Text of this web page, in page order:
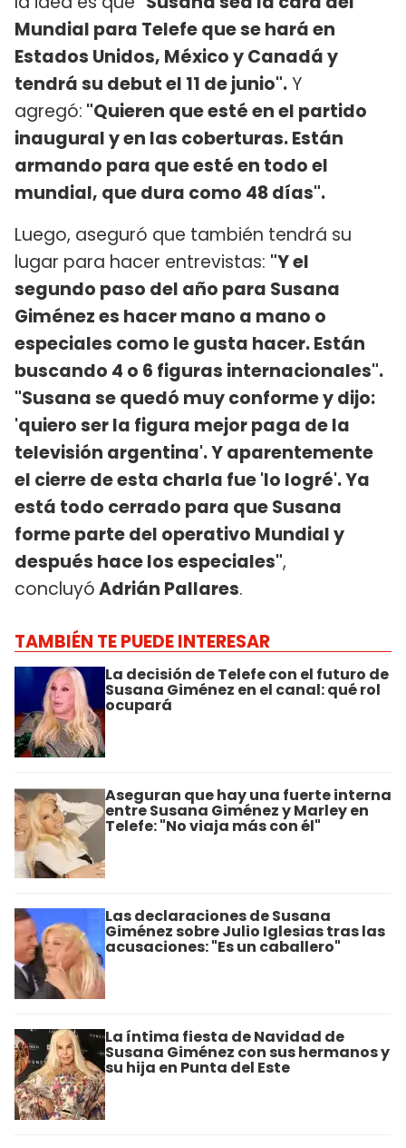
Mundial para Telefe que se hará en
Estados Unidos, México y Canadá y
tendrá su debut el 11 de junio".Y
agregó: "Quieren que esté en el partido
inaugural y en las coberturas. Están
armando para que esté en todo el
mundial, que dura como 48 días".
Luego, aseguró que también tendrá su
lugar para hacer entrevistas: "Y el
segundo paso del año para Susana
Giménez es hacer mano a mano o
especiales como le gusta hacer. Están
buscando 4 o 6 figuras internacionales".
"Susana se quedó muy conforme y dijo:
'quiero ser la figura mejor paga de la
televisión argentina'. Y aparentemente
el cierre de esta charla fue 'lo logré'. Ya
está todo cerrado para que Susana
forme parte del operativo Mundial y
después hace los especiales",
concluyóAdrián Pallares.
TAMBIÉN TE PUEDE INTERESAR
La decisión de Telefe con el futuro de
Susana Giménez en el canal: qué rol
ocupará
Aseguran que hay una fuerte interna
entre Susana Giménez y Marley en
Telefe: "No viaja más con él"
Las declaraciones de Susana
Giménez sobre Julio Iglesias tras las
acusaciones: "Es un caballero"
La íntima fiesta de Navidad de
Susana Giménez con sus hermanos y
su hija en Punta del Este